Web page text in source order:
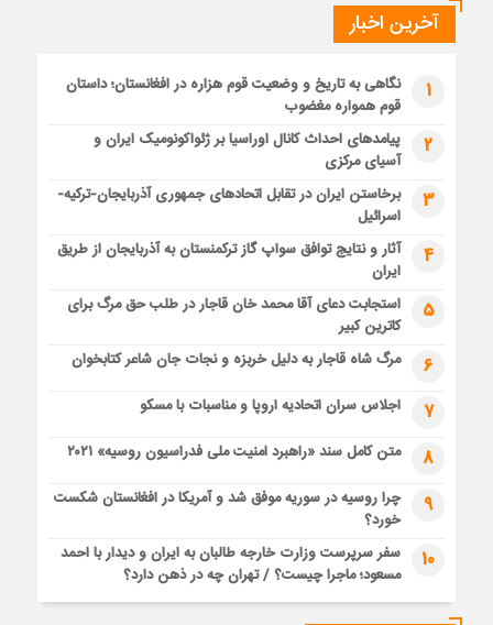
آخرین اخبار
1
نگاهی به تاریخ و وضعیت قوم هزاره در افغانستان؛ داستان
قوم همواره مغضوب
2
پیامدهای احداث کانال اوراسیا بر ژئواکونومیک ایران و
آسیای مرکزی
3
برخاستن ایران در تقابل اتحادهای جمهوری آذربایجان-ترکیه-
اسرائیل
4
آثار و نتایج توافق سواپ گاز ترکمنستان به آذربایجان از طریق
ایران
5
استجابت دعای آقا محمد خان قاجار در طلب حق مرگ برای
کاترین کبیر
6 مرگ شاه قاجار به دلیل خربزه و نجات جان شاعر کتابخوان
7 اجلاس سران اتحادیه اروپا و مناسبات با مسکو
8 متن کامل سند «راهبرد امنیت ملی فدراسیون روسیه» ۲۰۲۱
9
چرا روسیه در سوریه موفق شد و آمریکا در افغانستان شکست
خورد؟
10
سفر سرپرست وزارت خارجه طالبان به ایران و دیدار با احمد
مسعود؛ ماجرا چیست؟ / تهران چه در ذهن دارد؟